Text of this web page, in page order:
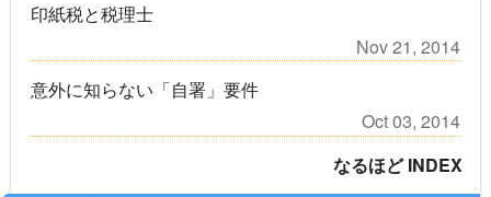
印紙税と税理士
Nov 21, 2014
意外に知らない「自署」要件
Oct 03, 2014
なるほど INDEX